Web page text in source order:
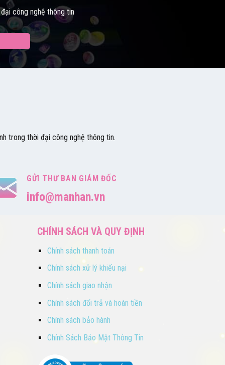
công nghệ thông tin
trong thời đại công nghệ thông tin.
GỬI THƯ BAN GIÁM ĐỐC
info@manhan.vn
CHÍNH SÁCH VÀ QUY ĐỊNH
Chính sách thanh toán
Chính sách xử lý khiếu nại
Chính sách giao nhận
Chính sách đổi trả và hoàn tiền
Chính sách bảo hành
Chính Sách Bảo Mật Thông Tin